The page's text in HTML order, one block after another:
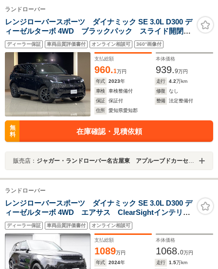
ランドローバー
レンジローバースポーツ ダイナミック SE 3.0L D300 デ
ィーゼルターボ 4WD ブラックパック スライド開閉サ
ンルーフ 21AW 電動サイドステップ プレミアムイン
テリアグレードアップ 前後シートクーラー&ヒーター
ステアリングヒーター ソフトドアクローズ フォグ
ワンオーナー
ディーラー保証 車両品質評価書付 オンライン相談可 360°画像付
支払総額
960.1万円
本体価格
939.9万円
年式
2023年 走行 4.2万km
車検
車検整備付 修復
なし
保証
保証付 整備
法定整備付
住所
愛知県愛知郡
無
料
在庫確認・見積依頼
販売店： ジャガー・ランドローバー名古屋東 アプルーブドカーセンター
ランドローバー
レンジローバースポーツ ダイナミック SE 3.0L D300 デ
ィーゼルターボ 4WD エアサス ClearSightインテリア
ミラー Frシート(H&C) Rシート(ヒーター) ブラック
エクステリアパック 空気洗浄システム ハンドルヒー
ター ソフトドアクローズ
ディーラー保証 車両品質評価書付 オンライン相談可
支払総額
1089万円
本体価格
1068.0万円
年式
2024年 走行 1.5万km